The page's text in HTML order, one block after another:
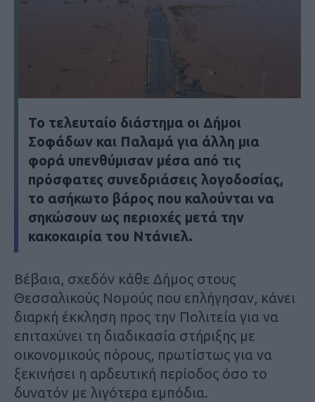
Το τελευταίο διάστημα οι Δήμοι
Σοφάδων και Παλαμά για άλλη μια
φορά υπενθύμισαν μέσα από τις
πρόσφατες συνεδριάσεις λογοδοσίας,
το ασήκωτο βάρος που καλούνται να
σηκώσουν ως περιοχές μετά την
κακοκαιρία του Ντάνιελ.
Βέβαια, σχεδόν κάθε Δήμος στους
Θεσσαλικούς Νομούς που επλήγησαν, κάνει
διαρκή έκκληση προς την Πολιτεία για να
επιταχύνει τη διαδικασία στήριξης με
οικονομικούς πόρους, πρωτίστως για να
ξεκινήσει η αρδευτική περίοδος όσο το
δυνατόν με λιγότερα εμπόδια.